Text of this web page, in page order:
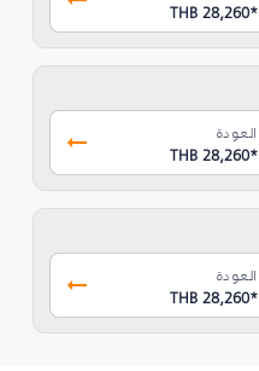
THB 28,260*
العودة
THB 28,260*
العودة
THB 28,260*